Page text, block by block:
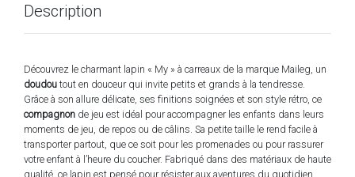
Description
Découvrez le charmant lapin « My » à carreaux de la marque Maileg, un
doudou tout en douceur qui invite petits et grands à la tendresse.
Grâce à son allure délicate, ses finitions soignées et son style rétro, ce
compagnon de jeu est idéal pour accompagner les enfants dans leurs
moments de jeu, de repos ou de câlins. Sa petite taille le rend facile à
transporter partout, que ce soit pour les promenades ou pour rassurer
votre enfant à l’heure du coucher. Fabriqué dans des matériaux de haute
qualité, ce lapin est pensé pour résister aux aventures du quotidien